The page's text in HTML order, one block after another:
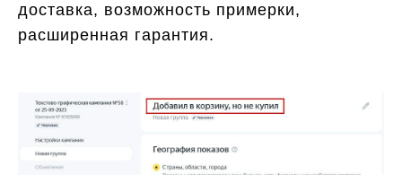
доставка, возможность примерки,
расширенная гарантия.